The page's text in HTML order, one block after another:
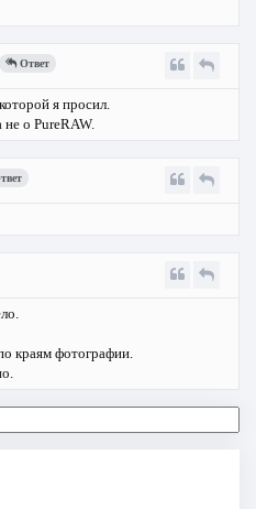
Ответ
я просил.
о PureRAW.
краям фотографии.